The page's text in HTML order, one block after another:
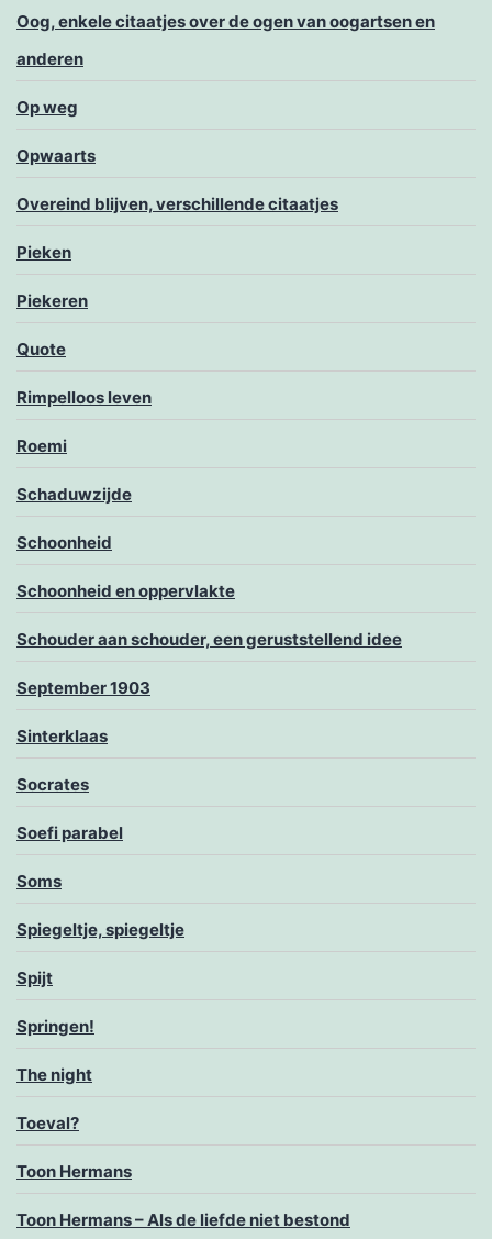
Oog, enkele citaatjes over de ogen van oogartsen en
anderen
Op weg
Opwaarts
Overeind blijven, verschillende citaatjes
Pieken
Piekeren
Quote
Rimpelloos leven
Roemi
Schaduwzijde
Schoonheid
Schoonheid en oppervlakte
Schouder aan schouder, een geruststellend idee
September 1903
Sinterklaas
Socrates
Soefi parabel
Soms
Spiegeltje, spiegeltje
Spijt
Springen!
The night
Toeval?
Toon Hermans
Toon Hermans – Als de liefde niet bestond